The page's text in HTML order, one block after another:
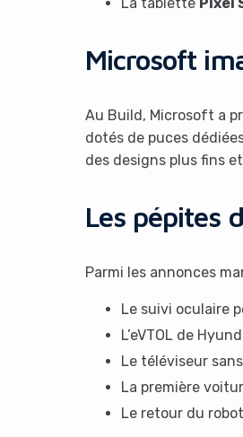
Microsoft
Au Build, Microsoft a
dotés de puces
des designs plus fins
Les pépites
Parmi les annonces
Le suivi oculaire
L’eVTOL de
Le téléviseur
La première
Le retour du